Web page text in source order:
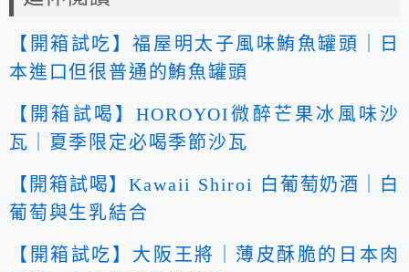
【開箱試吃】福屋明太子風味鮪魚罐頭｜日
本進口但很普通的鮪魚罐頭
【開箱試喝】HOROYOI微醉芒果冰風味沙
瓦｜夏季限定必喝季節沙瓦
【開箱試喝】Kawaii Shiroi 白葡萄奶酒｜白
葡萄與生乳結合
【開箱試吃】大阪王將｜薄皮酥脆的日本肉